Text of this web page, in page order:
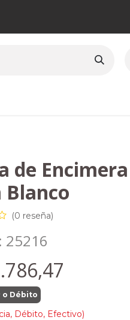
de
Blanco
(0 reseña)
25216
o Débito
Débito, Efectivo)